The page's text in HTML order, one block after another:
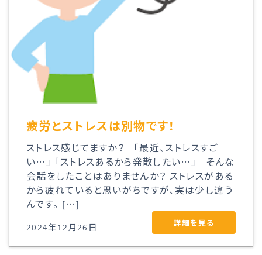
疲労とストレスは別物です！
ストレス感じてますか？ 「最近、ストレスすご
い…」 「ストレスあるから発散したい…」 そんな
会話をしたことはありませんか？ ストレスがある
から疲れていると思いがちですが、実は少し違う
んです。 […]
2024年12月26日 詳細を見る